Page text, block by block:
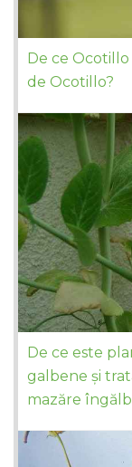
De ce
de Ocotillo?
De ce este
galbene și
mazăre